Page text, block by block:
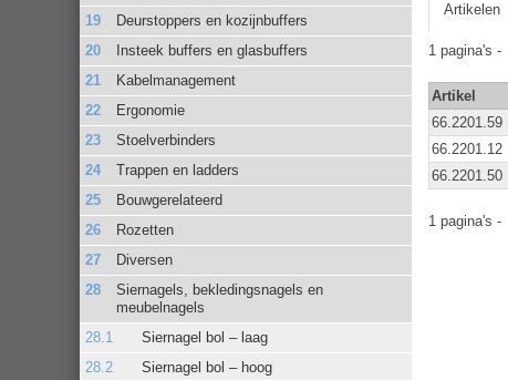
Deurstoppers en kozijnbuffers
Insteek buffers en glasbuffers
Kabelmanagement
Ergonomie
Stoelverbinders
Trappen en ladders
Bouwgerelateerd
Rozetten
Diversen
Siernagels, bekledingsnagels en
meubelnagels
Siernagel bol – laag
Siernagel bol – hoog
Artikelen
1 pagina's -
Artikel
66.2201.59
66.2201.12
66.2201.50
1 pagina's -